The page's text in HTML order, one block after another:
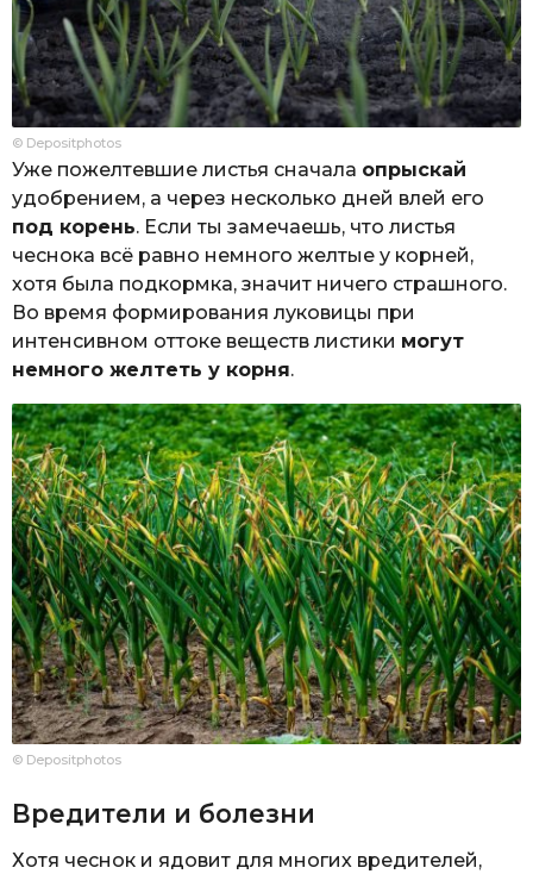
© Depositphotos
Уже пожелтевшие листья сначала опрыскай
удобрением, а через несколько дней влей его
под корень. Если ты замечаешь, что листья
чеснока всё равно немного желтые у корней,
хотя была подкормка, значит ничего страшного.
Во время формирования луковицы при
интенсивном оттоке веществ листики могут
немного желтеть у корня.
© Depositphotos
Вредители и болезни
Хотя чеснок и ядовит для многих вредителей,